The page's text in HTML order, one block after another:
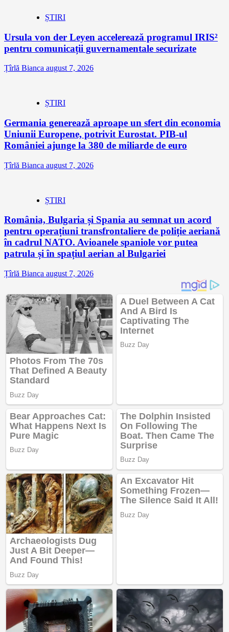
ȘTIRI
Ursula von der Leyen accelerează programul IRIS²
pentru comunicații guvernamentale securizate
Țîrlă Bianca august 7, 2026
ȘTIRI
Germania generează aproape un sfert din economia
Uniunii Europene, potrivit Eurostat. PIB-ul
României ajunge la 380 de miliarde de euro
Țîrlă Bianca august 7, 2026
ȘTIRI
România, Bulgaria și Spania au semnat un acord
pentru operațiuni transfrontaliere de poliție aeriană
în cadrul NATO. Avioanele spaniole vor putea
patrula și în spațiul aerian al Bulgariei
Țîrlă Bianca august 7, 2026